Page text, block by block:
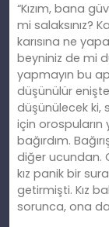
“Kızım, bana
mi salaksınız?
karısına ne
beyniniz de mi
yapmayın bu
düşünülür
düşünülecek ki,
için orospuların
bağırdım.
diğer ucundan.
kız panik bir
getirmişti. Kız
sorunca, ona da